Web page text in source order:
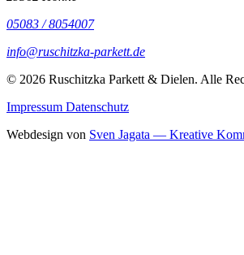
05083 / 8054007
info@ruschitzka-parkett.de
© 2026 Ruschitzka Parkett & Dielen. Alle
Impressum Datenschutz
Webdesign von Sven Jagata — Kreative